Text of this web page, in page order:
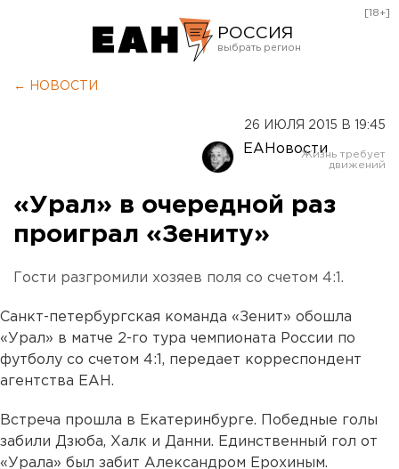
РОССИЯ
Оренбург
[18+]
← НОВОСТИ
26 ИЮЛЯ 2015 В 19:45
ЕАНовости
«Урал» в очередной раз
проиграл «Зениту»
Гости разгромили хозяев поля со счетом 4:1.
Санкт-петербургская команда «Зенит» обошла
«Урал» в матче 2-го тура чемпионата России по
футболу со счетом 4:1, передает корреспондент
агентства ЕАН.
Встреча прошла в Екатеринбурге. Победные голы
забили Дзюба, Халк и Данни. Единственный гол от
«Урала» был забит Александром Ерохиным.